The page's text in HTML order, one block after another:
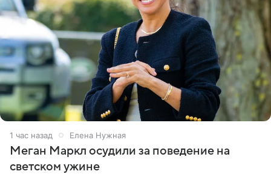
1 час назад Елена Нужная
Меган Маркл осудили за поведение на
светском ужине